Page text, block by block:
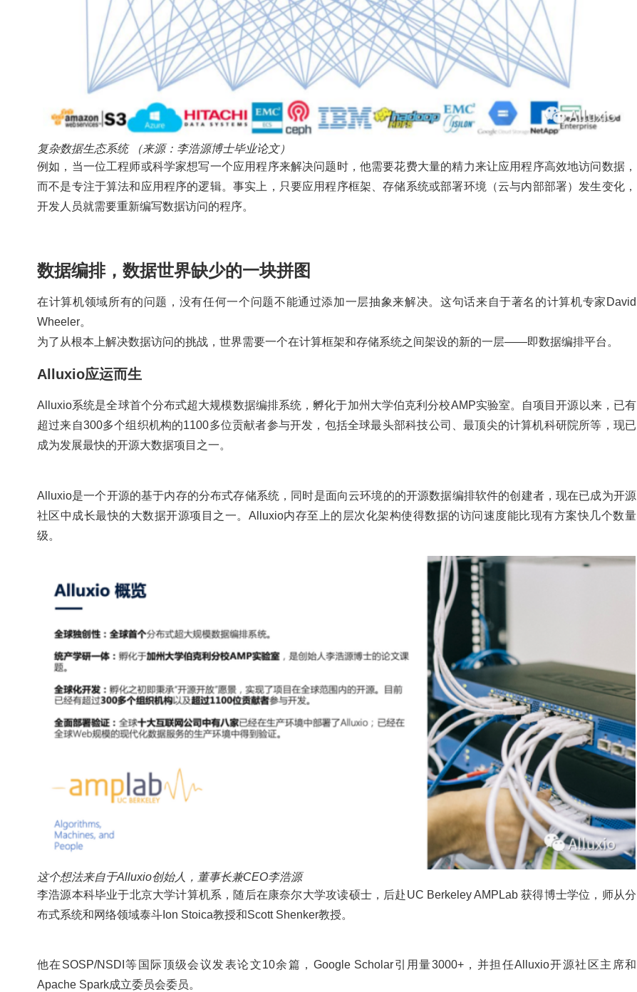
复杂数据生态系统 （来源：李浩源博士毕业论文）
例如，当一位工程师或科学家想写一个应用程序来解决问题时，他需要花费大量的精力来让应用程序高效地访问数据，
而不是专注于算法和应用程序的逻辑。事实上，只要应用程序框架、存储系统或部署环境（云与内部部署）发生变化，
开发人员就需要重新编写数据访问的程序。
数据编排，数据世界缺少的一块拼图
在计算机领域所有的问题，没有任何一个问题不能通过添加一层抽象来解决。这句话来自于著名的计算机专家David
Wheeler。
为了从根本上解决数据访问的挑战，世界需要一个在计算框架和存储系统之间架设的新的一层——即数据编排平台。
Alluxio应运而生
Alluxio系统是全球首个分布式超大规模数据编排系统，孵化于加州大学伯克利分校AMP实验室。自项目开源以来，已有
超过来自300多个组织机构的1100多位贡献者参与开发，包括全球最头部科技公司、最顶尖的计算机科研院所等，现已
成为发展最快的开源大数据项目之一。
Alluxio是一个开源的基于内存的分布式存储系统，同时是面向云环境的的开源数据编排软件的创建者，现在已成为开源
社区中成长最快的大数据开源项目之一。Alluxio内存至上的层次化架构使得数据的访问速度能比现有方案快几个数量
级。
这个想法来自于Alluxio创始人，董事长兼CEO李浩源
李浩源本科毕业于北京大学计算机系，随后在康奈尔大学攻读硕士，后赴UC Berkeley AMPLab 获得博士学位，师从分
布式系统和网络领域泰斗Ion Stoica教授和Scott Shenker教授。
他在SOSP/NSDI等国际顶级会议发表论文10余篇，Google Scholar引用量3000+，并担任Alluxio开源社区主席和
Apache Spark成立委员会委员。